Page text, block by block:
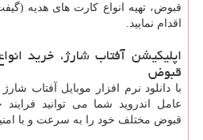
قبوض، تهیه انواع کارت های هدیه
اقدام نمایید.
اپلیکیشن آفتاب شارژ، خرید
قبوض
با دانلود نرم افزار موبایل آفتاب
عامل اندروید شما می توانید
قبوض مختلف خود را به سرعت و با امنیت